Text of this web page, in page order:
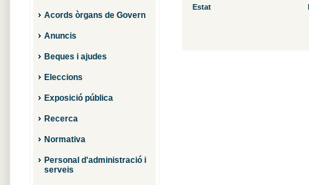
Acords òrgans de Govern
Anuncis
Beques i ajudes
Eleccions
Exposició pública
Recerca
Normativa
Personal d'administració i
serveis
Estat